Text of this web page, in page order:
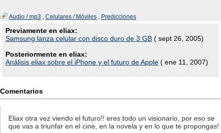
Audio / mp3 , Celulares / Móviles , Predicciones
Previamente en eliax:
Samsung lanza celular con disco duro de 3 GB ( sept 26, 2005)
Posteriormente en eliax:
Análisis eliax sobre el iPhone y el futuro de Apple ( ene 11, 2007)
Comentarios
Eliax otra vez viendo el futuro!! eres todo un visionario, por eso se
que vas a triunfar en el cine, en la novela y en lo que te propongas!